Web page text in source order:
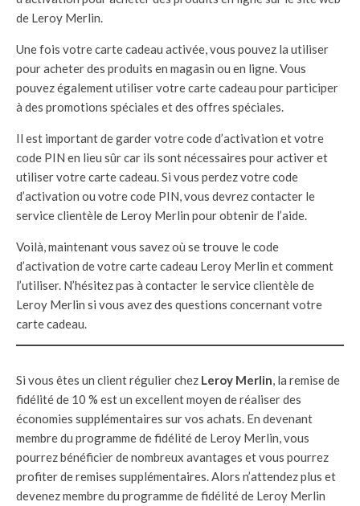
de Leroy Merlin.
Une fois votre carte cadeau activée, vous pouvez la utiliser
pour acheter des produits en magasin ou en ligne. Vous
pouvez également utiliser votre carte cadeau pour participer
à des promotions spéciales et des offres spéciales.
Il est important de garder votre code d’activation et votre
code PIN en lieu sûr car ils sont nécessaires pour activer et
utiliser votre carte cadeau. Si vous perdez votre code
d’activation ou votre code PIN, vous devrez contacter le
service clientèle de Leroy Merlin pour obtenir de l’aide.
Voilà, maintenant vous savez où se trouve le code
d’activation de votre carte cadeau Leroy Merlin et comment
l’utiliser. N’hésitez pas à contacter le service clientèle de
Leroy Merlin si vous avez des questions concernant votre
carte cadeau.
Si vous êtes un client régulier chez Leroy Merlin, la remise de
fidélité de 10 % est un excellent moyen de réaliser des
économies supplémentaires sur vos achats. En devenant
membre du programme de fidélité de Leroy Merlin, vous
pourrez bénéficier de nombreux avantages et vous pourrez
profiter de remises supplémentaires. Alors n’attendez plus et
devenez membre du programme de fidélité de Leroy Merlin